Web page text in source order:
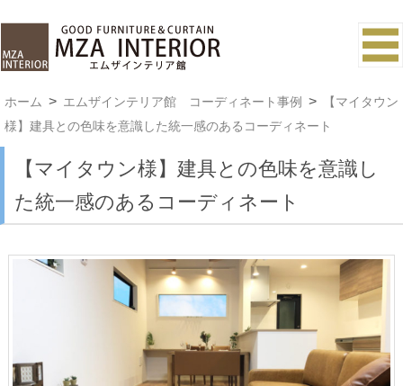
ホーム エムザインテリア館 コーディネート事例
【マイタウン
様】建具との色味を意識した統一感のあるコーディネート
【マイタウン様】建具との色味を意識し
た統一感のあるコーディネート